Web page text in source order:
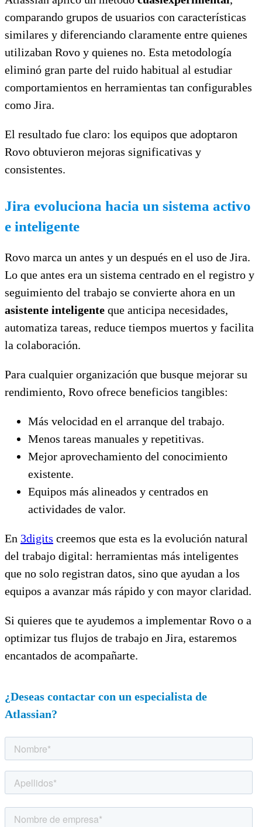
comparando grupos de usuarios con características
similares y diferenciando claramente entre quienes
utilizaban Rovo y quienes no. Esta metodología
eliminó gran parte del ruido habitual al estudiar
comportamientos en herramientas tan configurables
como Jira.
El resultado fue claro: los equipos que adoptaron
Rovo obtuvieron mejoras significativas y
consistentes.
Jira evoluciona hacia un sistema activo
e inteligente
Rovo marca un antes y un después en el uso de Jira.
Lo que antes era un sistema centrado en el registro y
seguimiento del trabajo se convierte ahora en un
asistente inteligente que anticipa necesidades,
automatiza tareas, reduce tiempos muertos y facilita
la colaboración.
Para cualquier organización que busque mejorar su
rendimiento, Rovo ofrece beneficios tangibles:
Más velocidad en el arranque del trabajo.
Menos tareas manuales y repetitivas.
Mejor aprovechamiento del conocimiento
existente.
Equipos más alineados y centrados en
actividades de valor.
En 3digits creemos que esta es la evolución natural
del trabajo digital: herramientas más inteligentes
que no solo registran datos, sino que ayudan a los
equipos a avanzar más rápido y con mayor claridad.
Si quieres que te ayudemos a implementar Rovo o a
optimizar tus flujos de trabajo en Jira, estaremos
encantados de acompañarte.
¿Deseas contactar con un especialista de
Atlassian?